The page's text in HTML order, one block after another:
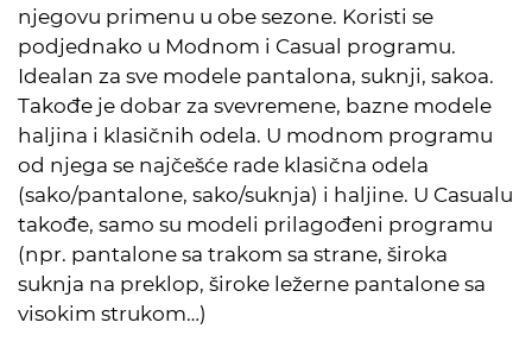
njegovu primenu u obe sezone. Koristi se
podjednako u Modnom i Casual programu.
Idealan za sve modele pantalona, suknji, sakoa.
Takođe je dobar za svevremene, bazne modele
haljina i klasičnih odela. U modnom programu
od njega se najčešće rade klasična odela
(sako/pantalone, sako/suknja) i haljine. U Casualu
takođe, samo su modeli prilagođeni programu
(npr. pantalone sa trakom sa strane, široka
suknja na preklop, široke ležerne pantalone sa
visokim strukom…)